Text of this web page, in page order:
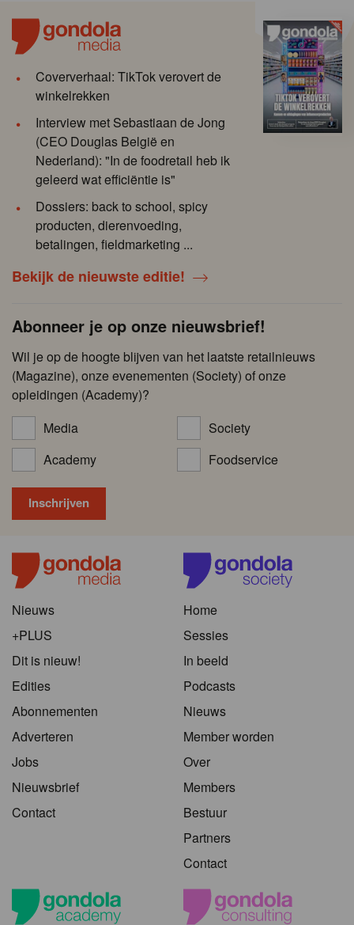
Coververhaal: TikTok verovert de
winkelrekken
Interview met Sebastiaan de Jong
(CEO Douglas België en
Nederland): "In de foodretail heb ik
geleerd wat efficiëntie is"
Dossiers: back to school, spicy
producten, dierenvoeding,
betalingen, fieldmarketing ...
Bekijk de nieuwste editie!
Abonneer je op onze nieuwsbrief!
Wil je op de hoogte blijven van het laatste retailnieuws
(Magazine), onze evenementen (Society) of onze
opleidingen (Academy)?
Media
Society
Academy
Foodservice
Nieuws
+PLUS
Dit is nieuw!
Edities
Abonnementen
Adverteren
Jobs
Nieuwsbrief
Contact
Home
Sessies
In beeld
Podcasts
Nieuws
Member worden
Over
Members
Bestuur
Partners
Contact